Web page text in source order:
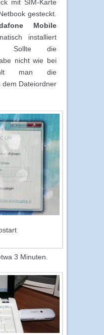
mit SIM-Karte
gesteckt.
Mobile
installiert
Sollte die
nicht wie bei
man die
dem Dateiordner
3 Minuten.